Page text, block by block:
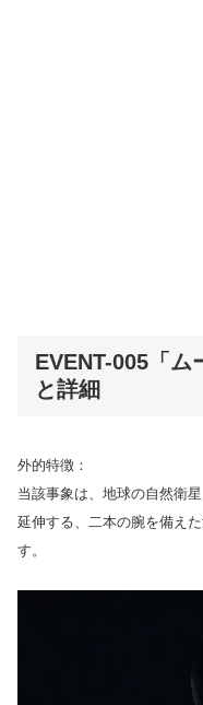
EVENT-005「ム
と詳細
外的特徴：
当該事象は、地球の自然衛
延伸する、二本の腕を備え
す。